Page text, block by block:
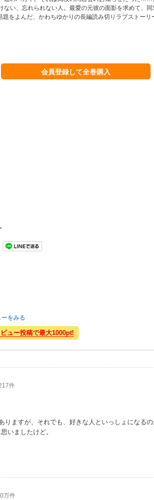
ない、忘れられない人。最愛の元彼の面影を求めて、同
よんだ、かわちゆかりの長編読み切りラブストーリ
会員登録して全巻購入
をみる
ビュー投稿で最大1000pt!
件
りますが、それでも、好きな人といっしょになる
いましたけど。
万件